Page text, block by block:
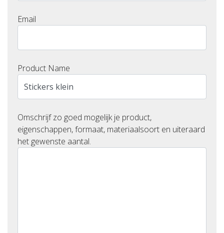
Email
Product Name
Omschrijf zo goed mogelijk je product,
eigenschappen, formaat, materiaalsoort en uiteraard
het gewenste aantal.